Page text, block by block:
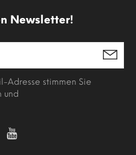
Newsletter!
Adresse stimmen Sie
und